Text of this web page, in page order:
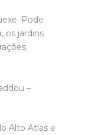
Pode
os jardins
–
Alto Atlas e